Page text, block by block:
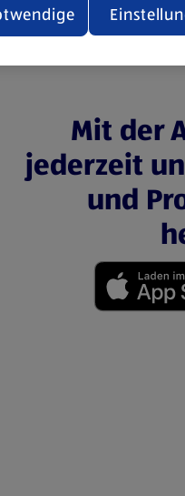
Mit der
jederzeit
und
Datenschutzerklärungen